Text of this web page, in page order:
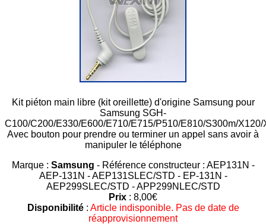
Kit piéton main libre (kit oreillette) d'origine Samsung pour
Samsung SGH-
C100/C200/E330/E600/E710/E715/P510/E810/S300m/
Avec bouton pour prendre ou terminer un appel sans avoir à
manipuler le téléphone
Marque : Samsung - Référence constructeur : AEP131N -
AEP-131N - AEP131SLEC/STD - EP-131N -
AEP299SLEC/STD - APP299NLEC/STD
Prix : 8,00€
Disponibilité: Article indisponible. Pas de date de
réapprovisionnement